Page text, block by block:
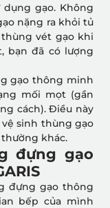
gạo. Không
nặng ra khỏi tủ
vét gạo khi
bạn đã có lượng
gạo thông minh
mối mọt (gần
cách). Điều này
sinh thùng gạo
khác.
đựng gạo
đựng gạo thông
bếp của mình